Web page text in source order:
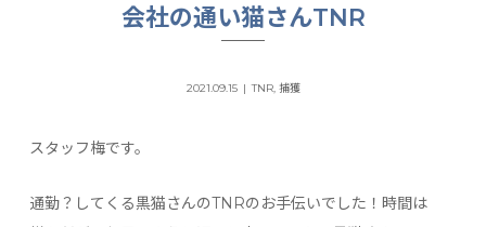
会社の通い猫さんTNR
2021.09.15 TNR, 捕獲
スタッフ梅です。
通勤？してくる黒猫さんのTNRのお手伝いでした！時間は